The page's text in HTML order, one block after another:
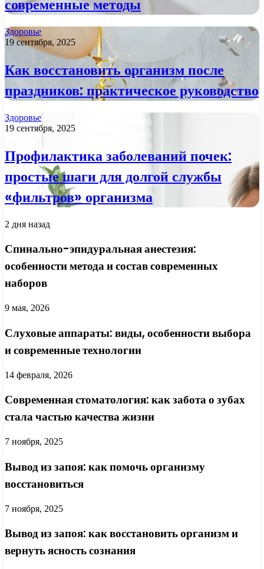
современные методы
Здоровье
19 сентября, 2025
Как восстановить организм после
праздников: практическое руководство
Здоровье
19 сентября, 2025
Профилактика заболеваний почек:
простые шаги для долгой службы
«фильтров» организма
2 дня назад
Спинально-эпидуральная анестезия:
особенности метода и состав современных
наборов
9 мая, 2026
Слуховые аппараты: виды, особенности выбора
и современные технологии
14 февраля, 2026
Современная стоматология: как забота о зубах
стала частью качества жизни
7 ноября, 2025
Вывод из запоя: как помочь организму
восстановиться
7 ноября, 2025
Вывод из запоя: как восстановить организм и
вернуть ясность сознания